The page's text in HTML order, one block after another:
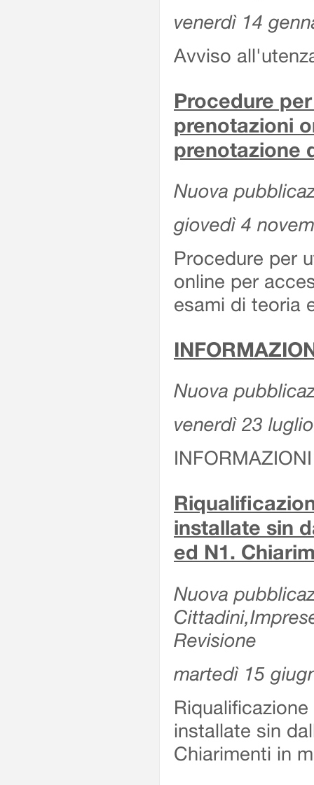
venerdì 14
Avviso
Procedure
prenotazioni
prenotazione
Nuova
giovedì 4
Procedure per
online per
esami di teoria
Nuova
venerdì 23
installate sin
ed N1.
Nuova
Revisione
martedì 15
installate sin
Chiarimenti in